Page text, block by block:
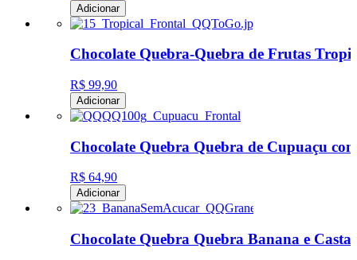
Adicionar
Chocolate Quebra-Quebra de Frutas
R$ 99,90
Adicionar
Chocolate Quebra Quebra de Cupuaçu
R$ 64,90
Adicionar
Chocolate Quebra Quebra Banana e